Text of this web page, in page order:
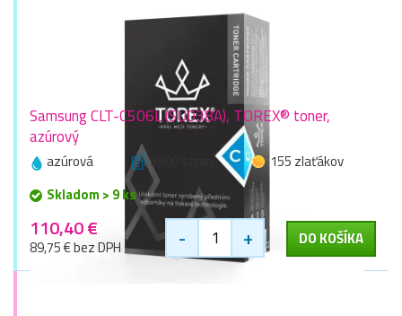
Samsung CLT-C506L (SU038A), TOREX® toner,
azúrový
azúrová 3500 stran
155 zlaťákov
Skladom > 9 ks
110,40 €
89,75 € bez DPH - + DO KOŠÍKA